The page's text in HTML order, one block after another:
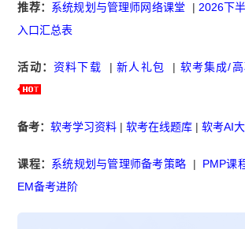
推荐： 系统规划与管理师网络课堂 | 2026下
入口汇总表
活动： 资料下载 |新人礼包 | 软考集成/
备考：软考学习资料 |软考在线题库 |软考AI
课程： 系统规划与管理师备考策略 | PMP课
EM备考进阶